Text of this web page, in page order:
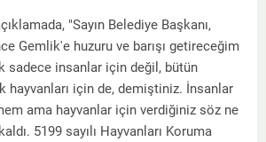
"Sayın Belediye Başkanı,
Gemlik'e huzuru ve barışı getireceğim
sadece insanlar için değil, bütün
hayvanları için de, demiştiniz. İnsanlar
ama hayvanlar için verdiğiniz söz ne
5199 sayılı Hayvanları Koruma